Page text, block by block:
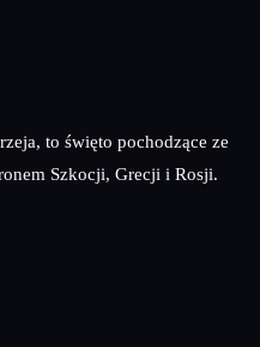
to święto pochodzące ze
Szkocji, Grecji i Rosji.